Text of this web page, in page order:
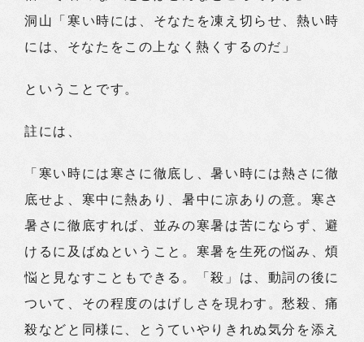
洞山「寒い時には、そなたを凍え切らせ、熱い時
には、そなたをこの上なく熱くするのだ」
ということです。
註には、
「寒い時には寒さに徹底し、暑い時には熱さに徹
底せよ、寒中に熱あり、暑中に凉ありの意。寒さ
暑さに徹底すれば、並みの寒暑は苦にならず、避
けるに及ばぬということ。寒暑を生死の悩み、煩
悩と見なすこともできる。「殺」は、動詞の後に
ついて、その程度のはげしさを現わす。愁殺、痛
殺などと同様に、とうていやりきれぬ気分を添え